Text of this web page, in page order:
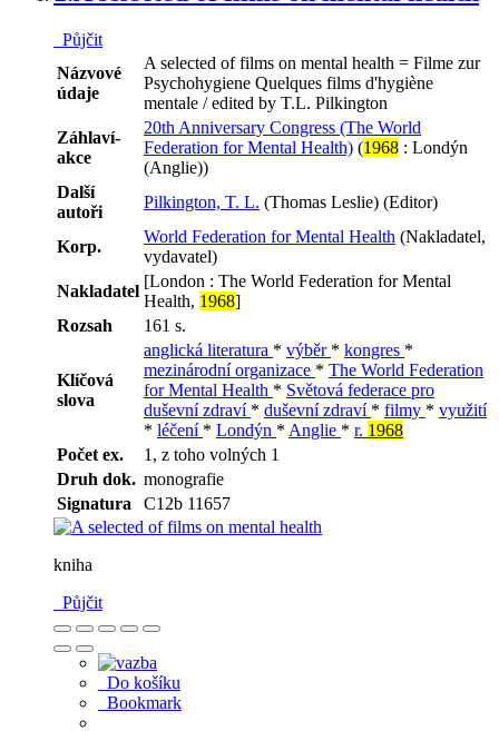
Půjčit
Názvové
údaje
A selected of films on mental health = Filme zur
Psychohygiene Quelques films d'hygiène
mentale / edited by T.L. Pilkington
Záhlaví-
akce
20th Anniversary Congress (The World
Federation for Mental Health) (1968 : Londýn
(Anglie))
Další
autoři
Pilkington, T. L. (Thomas Leslie) (Editor)
Korp.
World Federation for Mental Health (Nakladatel,
vydavatel)
Nakladatel
[London : The World Federation for Mental
Health, 1968]
Rozsah
161 s.
Klíčová
slova
anglická literatura * výběr * kongres *
mezinárodní organizace * The World Federation
for Mental Health * Světová federace pro
duševní zdraví * duševní zdraví * filmy * využití
* léčení * Londýn * Anglie * r. 1968
Počet ex.
1, z toho volných 1
Druh dok. monografie
Signatura
C12b 11657
kniha
Půjčit
Do košíku
Bookmark